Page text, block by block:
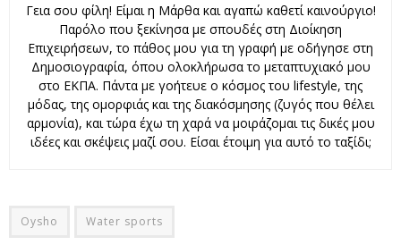
Γεια σου φίλη! Είμαι η Μάρθα και αγαπώ καθετί καινούργιο!
Παρόλο που ξεκίνησα με σπουδές στη Διοίκηση
Επιχειρήσεων, το πάθος μου για τη γραφή με οδήγησε στη
Δημοσιογραφία, όπου ολοκλήρωσα το μεταπτυχιακό μου
στο ΕΚΠΑ. Πάντα με γοήτευε ο κόσμος του lifestyle, της
μόδας, της ομορφιάς και της διακόσμησης (ζυγός που θέλει
αρμονία), και τώρα έχω τη χαρά να μοιράζομαι τις δικές μου
ιδέες και σκέψεις μαζί σου. Είσαι έτοιμη για αυτό το ταξίδι;
Oysho Water sports